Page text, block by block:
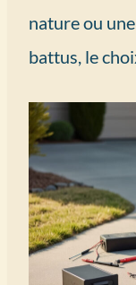
nature ou
battus, le